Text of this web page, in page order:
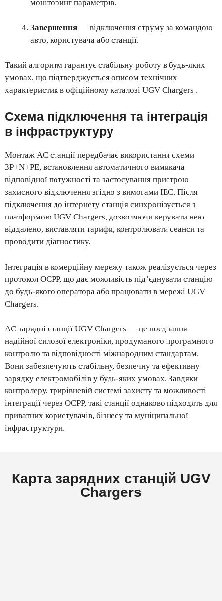
моніторинг параметрів.
Завершення — відключення струму за командою
авто, користувача або станції.
Такий алгоритм гарантує стабільну роботу в будь-яких
умовах, що підтверджується описом технічних
характеристик в офіційному каталозі UGV Chargers .
Схема підключення та інтеграція
в інфраструктуру
Монтаж AC станції передбачає використання схеми
3P+N+PE, встановлення автоматичного вимикача
відповідної потужності та застосування пристрою
захисного відключення згідно з вимогами IEC. Після
підключення до інтернету станція синхронізується з
платформою UGV Chargers, дозволяючи керувати нею
віддалено, виставляти тарифи, контролювати сеанси та
проводити діагностику.
Інтеграція в комерційну мережу також реалізується через
протокол OCPP, що дає можливість під’єднувати станцію
до будь-якого оператора або працювати в мережі UGV
Chargers.
AC зарядні станції UGV Chargers — це поєднання
надійної силової електроніки, продуманого програмного
контролю та відповідності міжнародним стандартам.
Вони забезпечують стабільну, безпечну та ефективну
зарядку електромобілів у будь-яких умовах. Завдяки
контролеру, трирівневій системі захисту та можливості
інтеграції через OCPP, такі станції однаково підходять для
приватних користувачів, бізнесу та муніципальної
інфраструктури.
Карта зарядних станцій UGV
Chargers